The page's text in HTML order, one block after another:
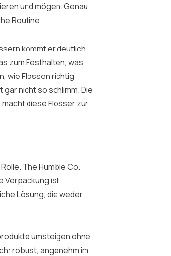
und mögen. Genau
Routine.
kommt er deutlich
zum Festhalten, was
wie Flossen richtig
nicht so schlimm. Die
diese Flosser zur
The Humble Co.
Verpackung ist
Lösung, die weder
umsteigen ohne
robust, angenehm im